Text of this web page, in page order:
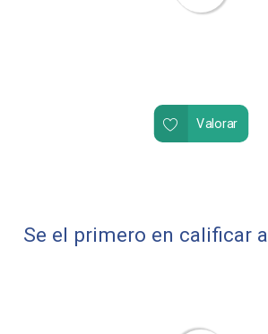
Valorar
Se el primero en calificar a